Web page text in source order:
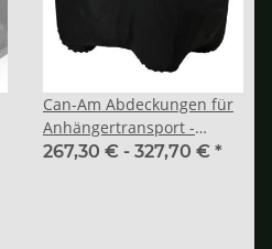
Can-Am Abdeckungen für
Anhängertransport -
G2,G2L, G2S
267,30 € - 327,70 € *